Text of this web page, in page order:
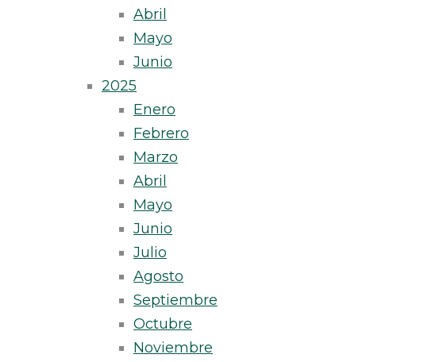
Abril
Mayo
Junio
2025
Enero
Febrero
Marzo
Abril
Mayo
Junio
Julio
Agosto
Septiembre
Octubre
Noviembre